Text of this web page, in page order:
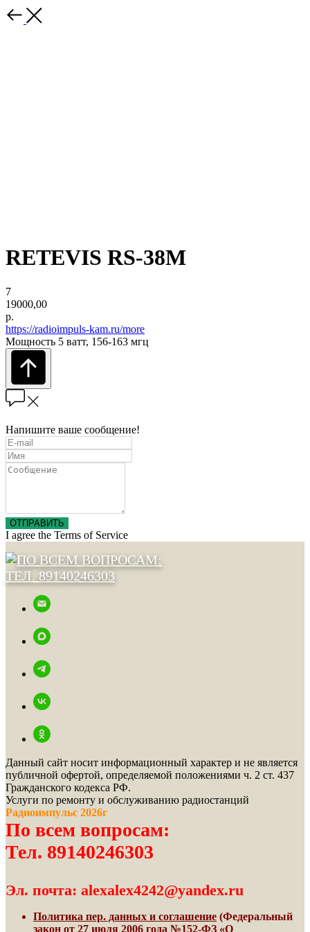
RETEVIS RS-38M
7
19000,00
р.
https://radioimpuls-kam.ru/more
Мощность 5 ватт, 156-163 мгц
Напишите ваше сообщение!
ОТПРАВИТЬ
I agree the Terms of Service
Данный сайт носит информационный характер и не является
публичной офертой, определяемой положениями ч. 2 ст. 437
Гражданского кодекса РФ.
Услуги по ремонту и обслуживанию радиостанций
Радиоимпульс 2026г
По всем вопросам:
Тел. 89140246303
Эл. почта: alexalex4242@yandex.ru
Политика пер. данных и соглашение (Федеральный
закон от 27 июля 2006 года №152-ФЗ «О